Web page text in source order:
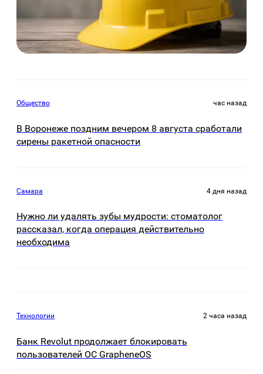
Общество час назад
В Воронеже поздним вечером 8 августа сработали
сирены ракетной опасности
Самара 4 дня назад
Нужно ли удалять зубы мудрости: стоматолог
рассказал, когда операция действительно
необходима
Технологии 2 часа назад
Банк Revolut продолжает блокировать
пользователей ОС GrapheneOS